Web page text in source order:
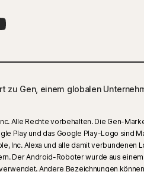
zu Gen, einem globalen
Alle Rechte vorbehalten. Die Gen-
Play und das Google Play-Logo sind
Inc. Alexa und alle damit
Der Android-Roboter wurde aus
Andere Bezeichnungen